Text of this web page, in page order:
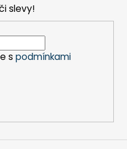
slevy!
s podmínkami